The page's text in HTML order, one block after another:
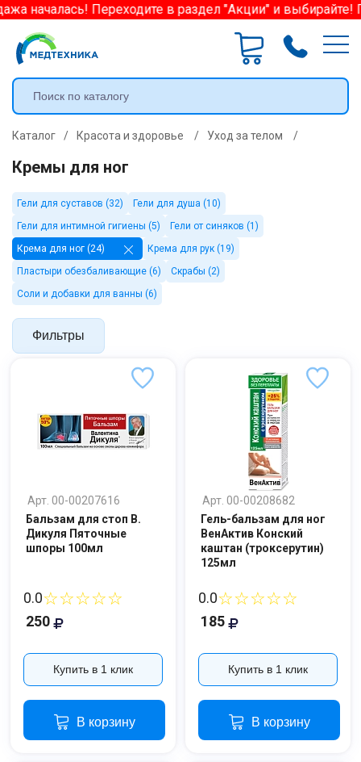
началась! Переходите в раздел "Акции" и выбирайте!
Каталог / Красота и здоровье / Уход за телом /
Кремы для ног
Гели для суставов (32)
Гели для душа (10)
Гели для интимной гигиены (5)
Гели от синяков (1)
Крема для ног (24)
Крема для рук (19)
Пластыри обезбаливающие (6)
Скрабы (2)
Соли и добавки для ванны (6)
Фильтры
Арт. 00-00207616
Бальзам для стоп В.
Дикуля Пяточные
шпоры 100мл
0.0☆☆☆☆☆
250
Купить в 1 клик
В корзину
Арт. 00-00208682
Гель-бальзам для ног
ВенАктив Конский
каштан (троксерутин)
125мл
0.0☆☆☆☆☆
185
Купить в 1 клик
В корзину